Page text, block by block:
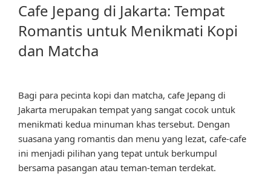
Cafe Jepang di Jakarta: Tempat
Romantis untuk Menikmati Kopi
dan Matcha
Bagi para pecinta kopi dan matcha, cafe Jepang di
Jakarta merupakan tempat yang sangat cocok untuk
menikmati kedua minuman khas tersebut. Dengan
suasana yang romantis dan menu yang lezat, cafe-cafe
ini menjadi pilihan yang tepat untuk berkumpul
bersama pasangan atau teman-teman terdekat.